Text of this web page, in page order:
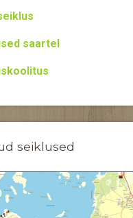
saartel
seiklused